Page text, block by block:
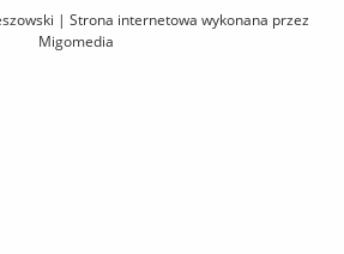
| Strona internetowa wykonana przez
Migomedia
i
przejdź